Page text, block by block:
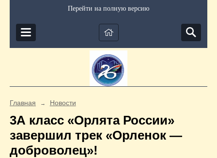
Перейти на полную версию
Главная → Новости
3А класс «Орлята России»
завершил трек «Орленок —
доброволец»!